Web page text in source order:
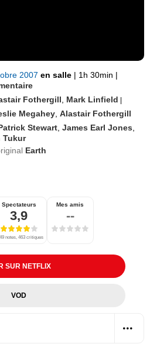
2007en salle | 1h 30min |
Fothergill Mark Linfield |
Megahey ,Alastair Fothergill
Stewart ,James Earl Jones
Tukur
Earth
Spectateurs
3,9
notes, 463 critiques
Mes amis
--
SUR NETFLIX
VOD